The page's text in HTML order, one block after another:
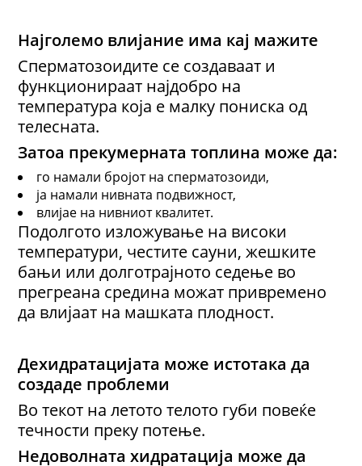
Најголемо влијание има кај мажите
Сперматозоидите се создаваат и
функционираат најдобро на
температура која е малку пониска од
телесната.
Затоа прекумерната топлина може да:
го намали бројот на сперматозоиди,
ја намали нивната подвижност,
влијае на нивниот квалитет.
Подолгото изложување на високи
температури, честите сауни, жешките
бањи или долготрајното седење во
прегреана средина можат привремено
да влијаат на машката плодност.
Дехидратацијата може истотакада
создаде проблеми
Во текот на летото телото губи повеќе
течности преку потење.
Недоволната хидратација може да